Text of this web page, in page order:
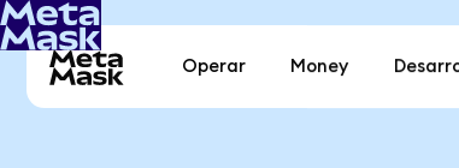
Operar Money